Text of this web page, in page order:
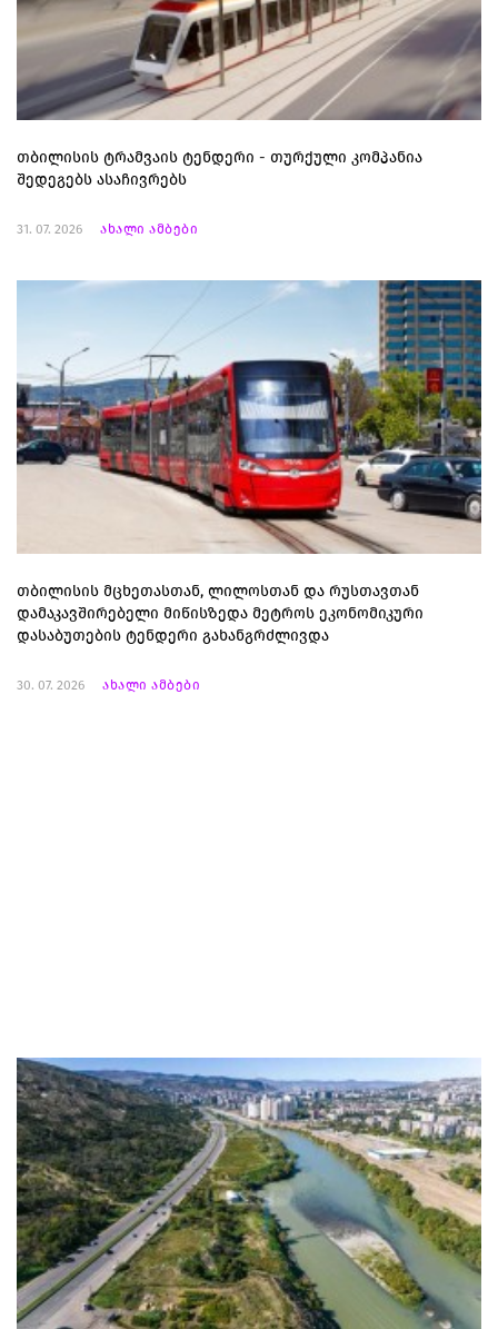
თბილისის ტრამვაის ტენდერი - თურქული კომპანია
შედეგებს ასაჩივრებს
31. 07. 2026 ახალი ამბები
თბილისის მცხეთასთან, ლილოსთან და რუსთავთან
დამაკავშირებელი მიწისზედა მეტროს ეკონომიკური
დასაბუთების ტენდერი გახანგრძლივდა
30. 07. 2026 ახალი ამბები